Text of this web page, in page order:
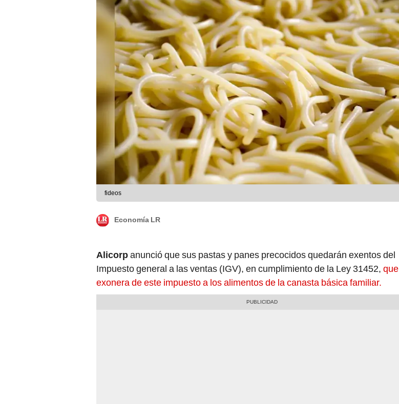
fideos
Economía LR
Alicorpanunció que sus pastas y panes precocidos quedarán exentos del
Impuesto general a las ventas (IGV), en cumplimiento de la Ley 31452, que
exonera de este impuesto a los alimentos de la canasta básica familiar.